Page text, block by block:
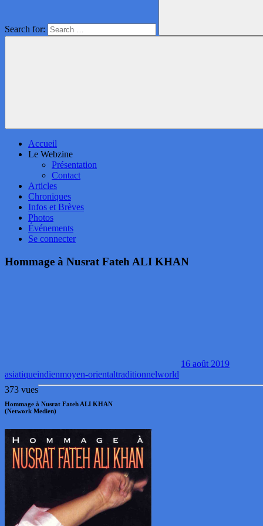
Search for:
Accueil
Le Webzine
Présentation
Contact
Articles
Chroniques
Infos et Brèves
Photos
Événements
Se connecter
Hommage à Nusrat Fateh ALI KHAN
16 août 2019
asiatiqueindienmoyen-orientaltraditionnelworld
373 vues
Hommage à Nusrat Fateh ALI KHAN
(Network Medien)